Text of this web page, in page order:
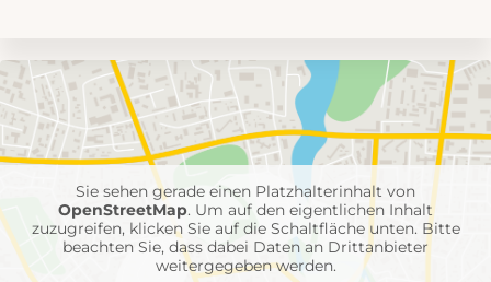
Umgebungskarte
mit
Feuerwehr-
Einheiten
Sie sehen gerade einen Platzhalterinhalt von
OpenStreetMap. Um auf den eigentlichen Inhalt
zuzugreifen, klicken Sie auf die Schaltfläche unten. Bitte
beachten Sie, dass dabei Daten an Drittanbieter
weitergegeben werden.